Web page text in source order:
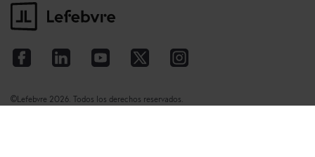
©Lefebvre 2026. Todos los derechos reservados.